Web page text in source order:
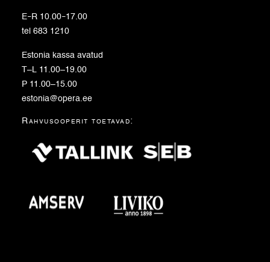
E–R 10.00–17.00
tel 683 1210
Estonia kassa avatud
T–L 11.00–19.00
P 11.00–15.00
estonia@opera.ee
Rahvusooperit toetavad: